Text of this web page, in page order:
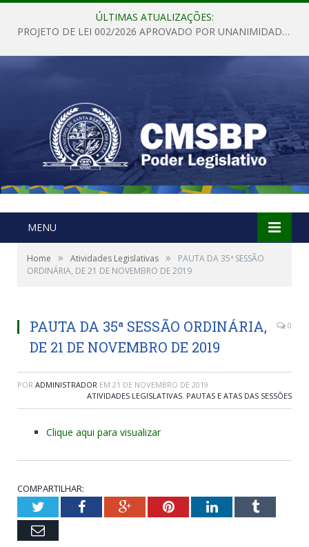
ÚLTIMAS ATUALIZAÇÕES:
PROJETO DE LEI 002/2026 APROVADO POR UNANIMIDADE EM SESSÃO ORDINÁRIA NESTA QUINTA – FEIRA 28 DE MAIO DE 2026
MENU
Home » Atividades Legislativas »
PAUTA DA 35ª SESSÃO
ORDINÁRIA, DE 21 DE NOVEMBRO DE 2019
PAUTA DA 35ª SESSÃO ORDINÁRIA,
DE 21 DE NOVEMBRO DE 2019
0
POR ADMINISTRADOR EM 21 DE NOVEMBRO DE 2019
ATIVIDADES LEGISLATIVAS, PAUTAS E ATAS DAS SESSÕES
Clique aqui para visualizar
COMPARTILHAR:
TwitterFacebookGoogle+PinterestLinkedInTumblr
Email